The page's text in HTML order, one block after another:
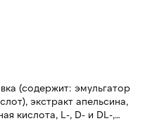
(содержит: эмульгатор
экстракт апельсина,
кислота, L-, D- и DL-,